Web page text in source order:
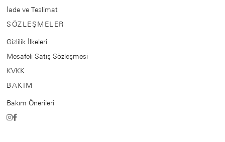
İade ve Teslimat
SÖZLEŞMELER
Gizlilik İlkeleri
Mesafeli Satış Sözleşmesi
KVKK
BAKIM
Bakım Önerileri